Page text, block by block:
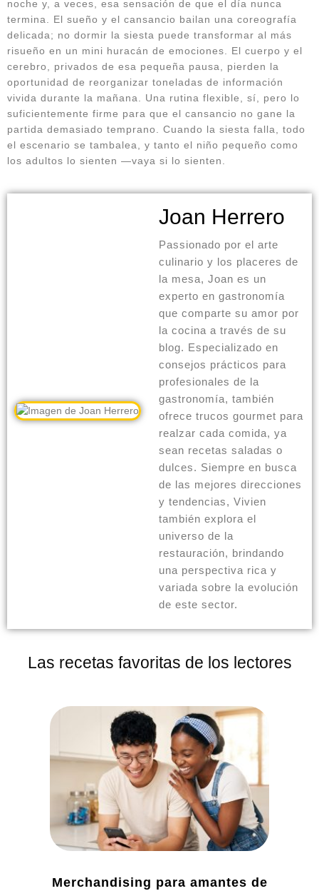
noche y, a veces, esa sensación de que el día nunca
termina. El sueño y el cansancio bailan una coreografía
delicada; no dormir la siesta puede transformar al más
risueño en un mini huracán de emociones. El cuerpo y el
cerebro, privados de esa pequeña pausa, pierden la
oportunidad de reorganizar toneladas de información
vivida durante la mañana. Una rutina flexible, sí, pero lo
suficientemente firme para que el cansancio no gane la
partida demasiado temprano. Cuando la siesta falla, todo
el escenario se tambalea, y tanto el niño pequeño como
los adultos lo sienten —vaya si lo sienten.
Joan Herrero
Passionado por el arte
culinario y los placeres de
la mesa, Joan es un
experto en gastronomía
que comparte su amor por
la cocina a través de su
blog. Especializado en
consejos prácticos para
profesionales de la
gastronomía, también
ofrece trucos gourmet para
realzar cada comida, ya
sean recetas saladas o
dulces. Siempre en busca
de las mejores direcciones
y tendencias, Vivien
también explora el
universo de la
restauración, brindando
una perspectiva rica y
variada sobre la evolución
de este sector.
Las recetas favoritas de los lectores
Merchandising para amantes de